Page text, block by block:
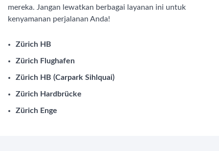
mereka. Jangan lewatkan berbagai layanan ini untuk
kenyamanan perjalanan Anda!
Zürich HB
Zürich Flughafen
Zürich HB (Carpark Sihlquai)
Zürich Hardbrücke
Zürich Enge